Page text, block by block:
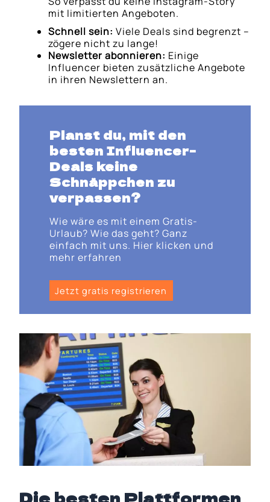
mit limitierten Angeboten.
Schnell sein: Viele Deals sind begrenzt –
zögere nicht zu lange!
Newsletter abonnieren: Einige
Influencer bieten zusätzliche Angebote
in ihren Newslettern an.
Planst du, mit den
besten Influencer-
Deals keine
Schnäppchen zu
verpassen?
Wie wäre es mit einem Gratis-
Urlaub? Wie das geht? Ganz
einfach mit uns. Hier klicken und
mehr erfahren
Jetzt gratis registrieren